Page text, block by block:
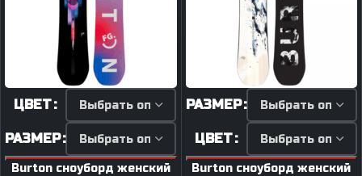
ЦВЕТ
РАЗМЕР
Burton сноуборд женский
РАЗМЕР
ЦВЕТ
Burton сноуборд женский